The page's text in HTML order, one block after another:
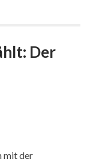
Der
mit der